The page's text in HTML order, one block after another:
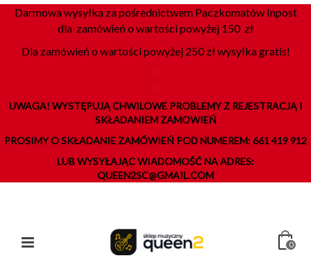
Darmowa wysyłka za pośrednictwem Paczkomatów Inpost
dla zamówień o wartości powyżej 150 zł
Dla zamówień o wartości powyżej 250 zł wysyłka gratis!
UWAGA! WYSTĘPUJĄ CHWILOWE PROBLEMY Z REJESTRACJĄ I
SKŁADANIEM ZAMOWIEŃ
PROSIMY O SKŁADANIE ZAMÓWIEŃ POD NUMEREM: 661 419 912
LUB WYSYŁAJĄC WIADOMOŚĆ NA ADRES:
QUEEN2SC@GMAIL.COM
0